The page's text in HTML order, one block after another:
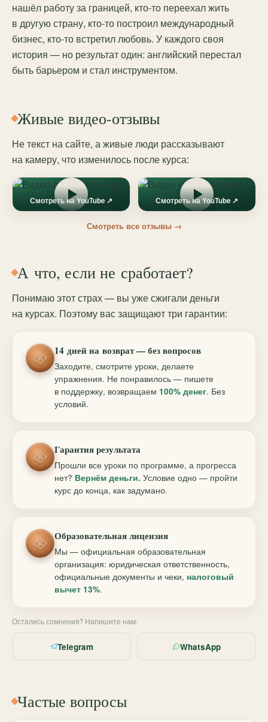
нашёл работу за границей, кто-то переехал жить
в другую страну, кто-то построил международный
бизнес, кто-то встретил любовь. У каждого своя
история — но результат один: английский перестал
быть барьером и стал инструментом.
Живые видео-отзывы
Не текст на сайте, а живые люди рассказывают
на камеру, что изменилось после курса:
Смотреть на YouTube ↗ Смотреть на YouTube ↗
Смотреть все отзывы →
А что, если не сработает?
Понимаю этот страх — вы уже сжигали деньги
на курсах. Поэтому вас защищают три гарантии:
14 дней на возврат — без вопросов
Заходите, смотрите уроки, делаете
упражнения. Не понравилось — пишете
в поддержку, возвращаем 100% денег. Без
условий.
Гарантия результата
Прошли все уроки по программе, а прогресса
нет? Вернём деньги. Условие одно — пройти
курс до конца, как задумано.
Образовательная лицензия
Мы — официальная образовательная
организация: юридическая ответственность,
официальные документы и чеки, налоговый
вычет 13%.
Остались сомнения? Напишите нам:
Telegram WhatsApp
Частые вопросы